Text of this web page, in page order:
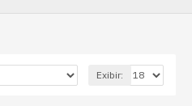
Exibir: